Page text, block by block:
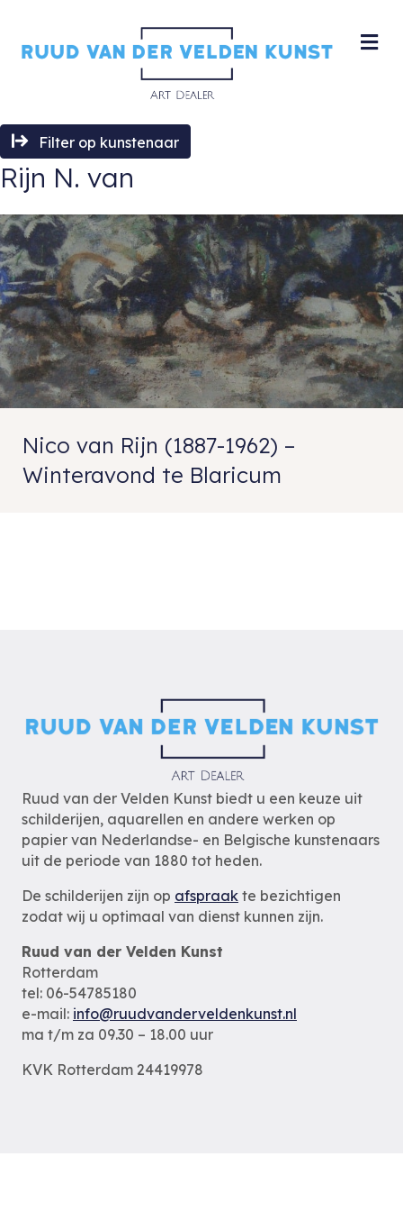
Filter op kunstenaar
Rijn N. van
Nico van Rijn (1887-1962) –
Winteravond te Blaricum
Ruud van der Velden Kunst biedt u een keuze uit
schilderijen, aquarellen en andere werken op
papier van Nederlandse- en Belgische kunstenaars
uit de periode van 1880 tot heden.
De schilderijen zijn op afspraak te bezichtigen
zodat wij u optimaal van dienst kunnen zijn.
Ruud van der Velden Kunst
Rotterdam
tel: 06-54785180
e-mail: info@ruudvanderveldenkunst.nl
ma t/m za 09.30 – 18.00 uur
KVK Rotterdam 24419978